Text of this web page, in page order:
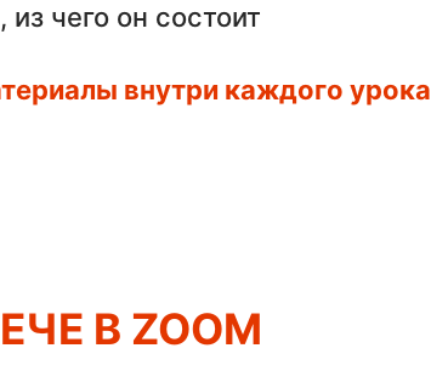
В ZOOM
чего он состоит
внутри каждого урока